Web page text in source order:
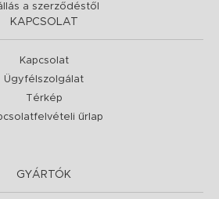
a szerződéstől
KAPCSOLAT
Kapcsolat
Ügyfélszolgálat
Térkép
űrlap
GYÁRTÓK